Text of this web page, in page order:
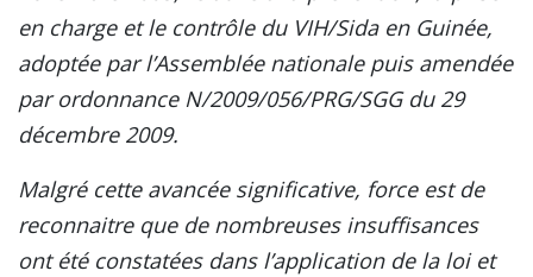
en charge et le contrôle du VIH/Sida en Guinée,
adoptée par l’Assemblée nationale puis amendée
par ordonnance N/2009/056/PRG/SGG du 29
décembre 2009.
Malgré cette avancée significative, force est de
reconnaitre que de nombreuses insuffisances
ont été constatées dans l’application de la loi et